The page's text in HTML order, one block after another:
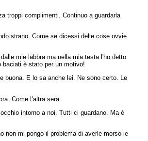
troppi complimenti. Continuo a guardarla
strano. Come se dicessi delle cose ovvie.
mie labbra ma nella mia testa l'ho detto
è stato per un motivo!
buona. E lo sa anche lei. Ne sono certo. Le
Come l’altra sera.
intorno a noi. Tutti ci guardano. Ma è
non mi pongo il problema di averle morso le